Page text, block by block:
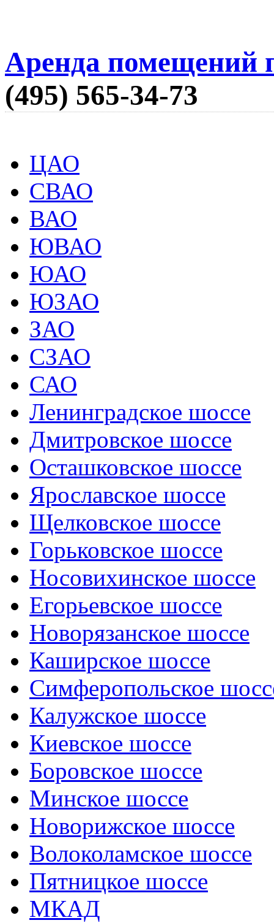
Аренда помещений
(495) 565-34-73
ЦАО
СВАО
ВАО
ЮВАО
ЮАО
ЮЗАО
ЗАО
СЗАО
САО
Ленинградское шоссе
Дмитровское шоссе
Осташковское шоссе
Ярославское шоссе
Щелковское шоссе
Горьковское шоссе
Носовихинское шоссе
Егорьевское шоссе
Новорязанское шоссе
Каширское шоссе
Симферопольское
Калужское шоссе
Киевское шоссе
Боровское шоссе
Минское шоссе
Новорижское шоссе
Волоколамское шоссе
Пятницкое шоссе
МКАД